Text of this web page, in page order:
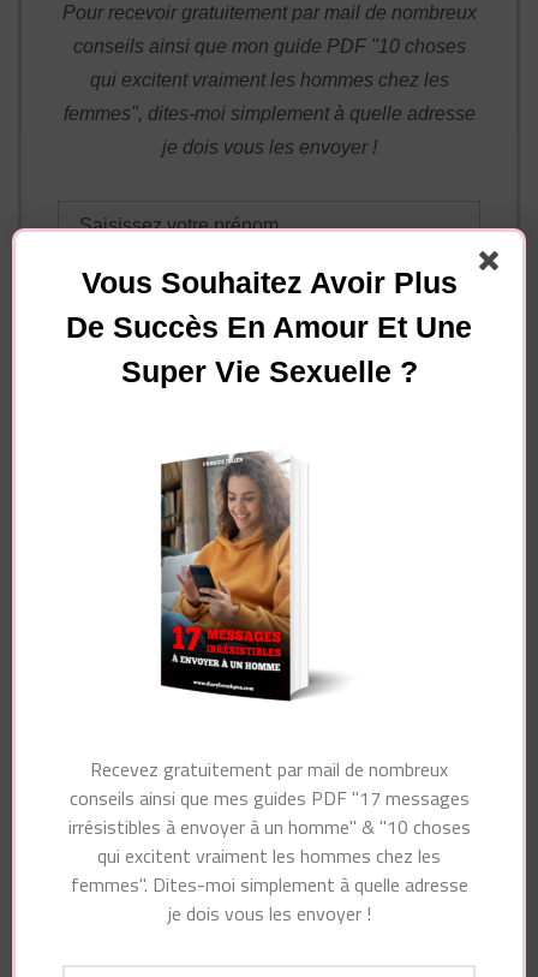
Pour recevoir gratuitement par mail de nombreux
conseils ainsi que mon guide PDF "10 choses
qui excitent vraiment les hommes chez les
femmes", dites-moi simplement à quelle adresse
je dois vous les envoyer !
Navigation
Article précédent
Comment marquer
des points avec un
Vous pourriez également aimer...
Vous Souhaitez Avoir Plus
De Succès En Amour Et Une
Super Vie Sexuelle ?
Recevez gratuitement par mail de nombreux
conseils ainsi que mes guides PDF "17 messages
irrésistibles à envoyer à un homme" & "10 choses
qui excitent vraiment les hommes chez les
femmes". Dites-moi simplement à quelle adresse
je dois vous les envoyer !